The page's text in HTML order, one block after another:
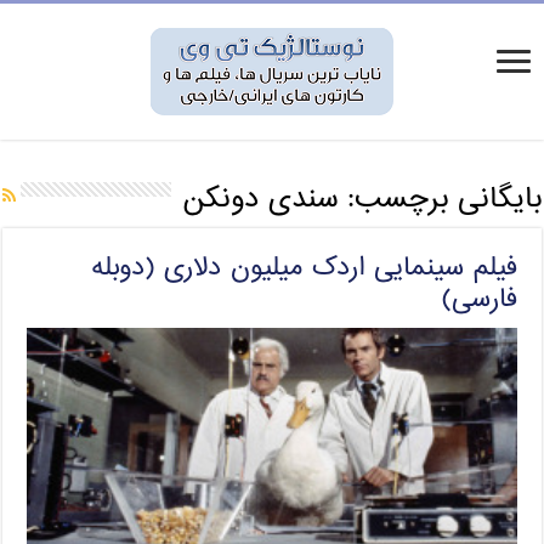
بایگانی برچسب:سندی دونکن
فیلم سینمایی اردک میلیون دلاری (دوبله
فارسی)